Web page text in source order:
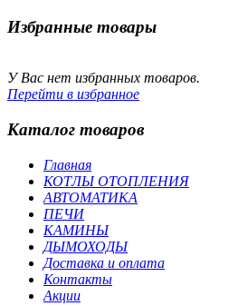
Избранные товары
У Вас нет избранных товаров.
Перейти в избранное
Каталог товаров
Главная
КОТЛЫ ОТОПЛЕНИЯ
АВТОМАТИКА
ПЕЧИ
КАМИНЫ
ДЫМОХОДЫ
Доставка и оплата
Контакты
Акции